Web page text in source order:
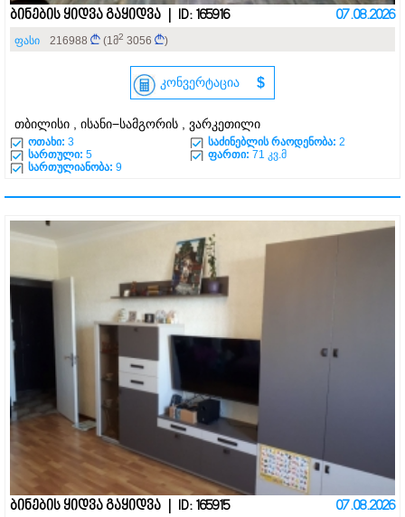
ბინების ყიდვა გაყიდვა | ID: 165916 07.08.2026
ფასი 216988 (1მ2 3056 )
კონვერტაცია $
თბილისი , ისანი−სამგორის , ვარკეთილი
ოთახი: 3 საძინებლის რაოდენობა: 2
სართული: 5 ფართი: 71 კვ.მ
სართულიანობა: 9
ბინების ყიდვა გაყიდვა | ID: 165915 07.08.2026